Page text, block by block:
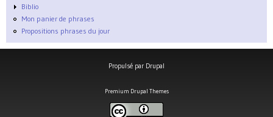
Biblio
Mon panier de phrases
Propositions phrases du jour
Propulsé par Drupal
Premium Drupal Themes